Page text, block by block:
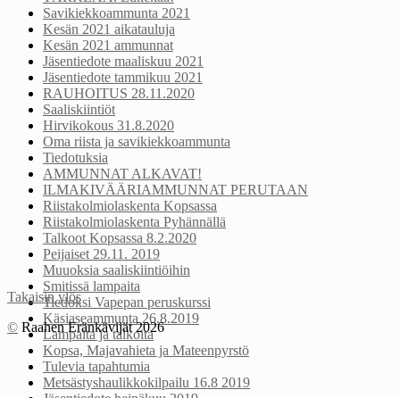
Savikiekkoammunta 2021
Kesän 2021 aikatauluja
Kesän 2021 ammunnat
Jäsentiedote maaliskuu 2021
Jäsentiedote tammikuu 2021
RAUHOITUS 28.11.2020
Saaliskiintiöt
Hirvikokous 31.8.2020
Oma riista ja savikiekkoammunta
Tiedotuksia
AMMUNNAT ALKAVAT!
ILMAKIVÄÄRIAMMUNNAT PERUTAAN
Riistakolmiolaskenta Kopsassa
Riistakolmiolaskenta Pyhännällä
Talkoot Kopsassa 8.2.2020
Peijaiset 29.11. 2019
Muuoksia saaliskiintiöihin
Smitissä lampaita
Tiedoksi Vapepan peruskurssi
Käsiaseammunta 26.8.2019
Lampaita ja talkoita
Kopsa, Majavahieta ja Mateenpyrstö
Tulevia tapahtumia
Metsästyshaulikkokilpailu 16.8 2019
Takaisin ylös
© Raahen Eränkävijät 2026